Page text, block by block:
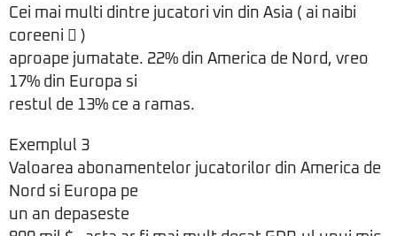
Cei mai multi dintre jucatori vin din Asia ( ai naibi
coreeni  )
aproape jumatate. 22% din America de Nord, vreo
17% din Europa si
restul de 13% ce a ramas.
Exemplul 3
Valoarea abonamentelor jucatorilor din America de
Nord si Europa pe
un an depaseste